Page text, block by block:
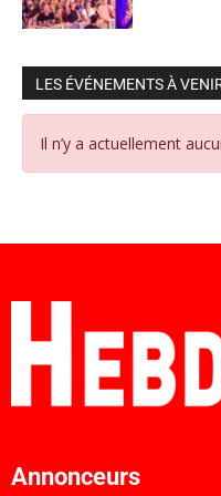
LES ÉVÉNEMENTS À
Il n’y a actuellement
Annonceurs